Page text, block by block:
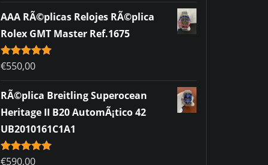
AAA RÃ©plicas Relojes RÃ©plica
Rolex GMT Master Ref.1675
Rated5.00
out of 5
€550,00
RÃ©plica Breitling Superocean
Heritage II B20 AutomÃ¡tico 42
UB2010161C1A1
Rated5.00
€590,00